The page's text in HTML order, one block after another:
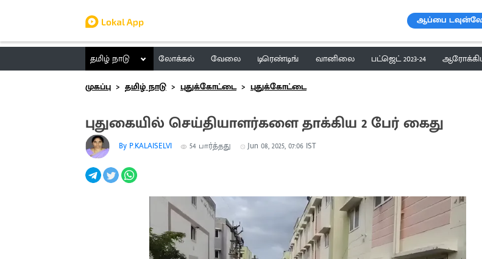
ஆப்பை
தமிழ் நாடு லோக்கல் வேலை டிரெண்டிங் வானிலை பட்ஜெட் 2023-24
முகப்பு
தமிழ் நாடு புதுக்கோட்டை புதுக்கோட்டை
புதுகையில் செய்தியாளர்களை தாக்கிய 2 பேர் கைது
By P.KALAISELVI 54 பார்த்தது Jun 08, 2025, 07:06 IST